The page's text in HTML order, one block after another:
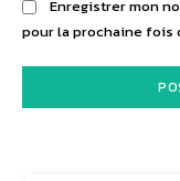
Enregistrer mon
pour la prochaine fois